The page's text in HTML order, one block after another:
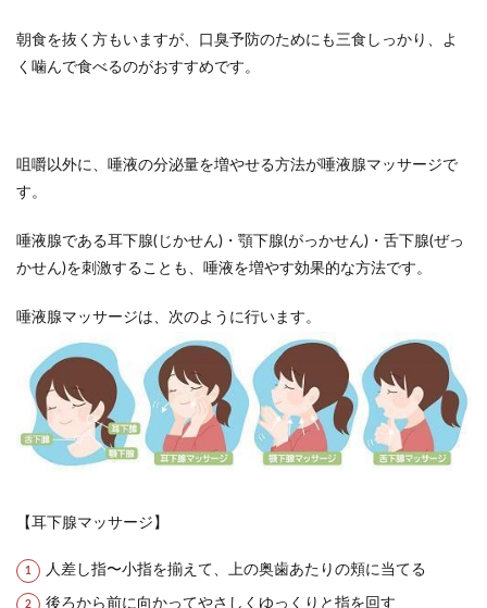
朝食を抜く方もいますが、口臭予防のためにも三食しっかり、よ
く噛んで食べるのがおすすめです。
咀嚼以外に、唾液の分泌量を増やせる方法が唾液腺マッサージで
す。
唾液腺である耳下腺(じかせん)・顎下腺(がっかせん)・舌下腺(ぜっ
かせん)を刺激することも、唾液を増やす効果的な方法です。
唾液腺マッサージは、次のように行います。
【耳下腺マッサージ】
人差し指〜小指を揃えて、上の奥歯あたりの頬に当てる
後ろから前に向かってやさしくゆっくりと指を回す